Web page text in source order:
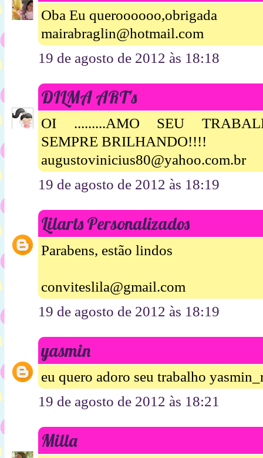
Oba Eu queroooooo,obrigada
mairabraglin@hotmail.com
19 de agosto de 2012 às 18:18
DILMA ART's
OI .........AMO SEU
SEMPRE BRILHANDO!!!!
augustovinicius80@yahoo.com.br
19 de agosto de 2012 às 18:19
Lilarts Personalizados
Parabens, estão lindos
conviteslila@gmail.com
19 de agosto de 2012 às 18:19
yasmin
eu quero adoro seu trabalho
19 de agosto de 2012 às 18:21
Milla